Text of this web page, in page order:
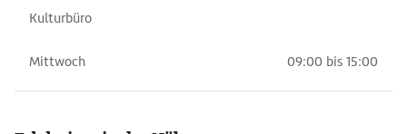
Kulturbüro
Mittwoch 09:00 bis 15:00